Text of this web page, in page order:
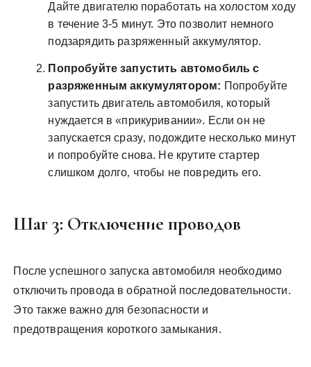
Дайте двигателю поработать на холостом ходу
в течение 3-5 минут. Это позволит немного
подзарядить разряженный аккумулятор.
Попробуйте запустить автомобиль с
разряженным аккумулятором: Попробуйте
запустить двигатель автомобиля‚ который
нуждается в «прикуривании». Если он не
запускается сразу‚ подождите несколько минут
и попробуйте снова. Не крутите стартер
слишком долго‚ чтобы не повредить его.
Шаг 3: Отключение проводов
После успешного запуска автомобиля необходимо
отключить провода в обратной последовательности.
Это также важно для безопасности и
предотвращения короткого замыкания.